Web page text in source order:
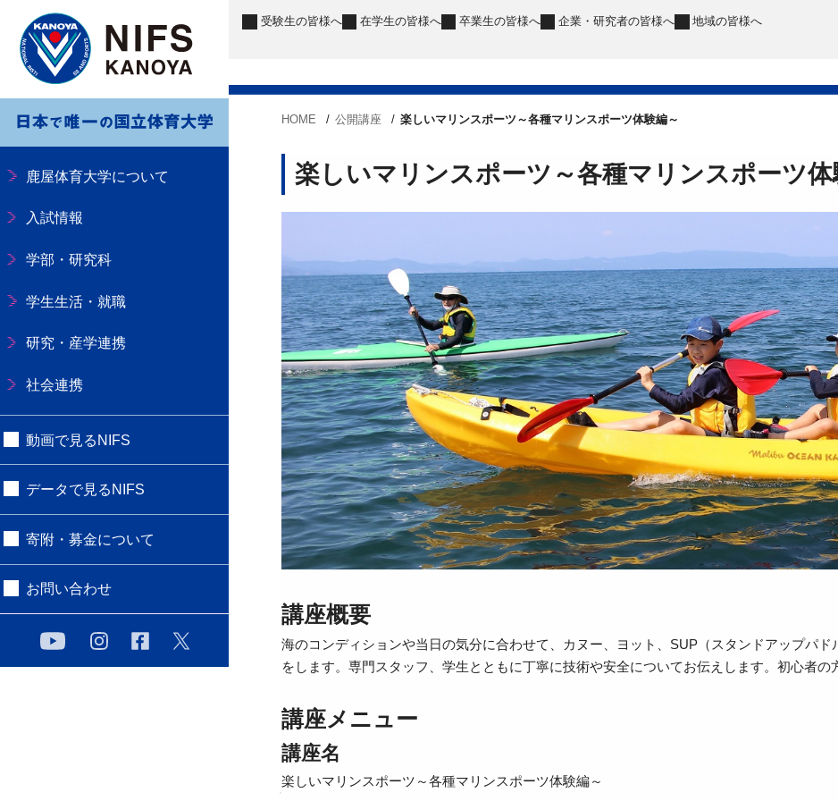
鹿屋体育大学について
入試情報
学部・研究科
学生生活・就職
研究・産学連携
社会連携
動画で見るNIFS
データで見るNIFS
寄附・募金について
お問い合わせ
受験生の皆様へ 在学生の皆様へ 卒業生の皆様へ 企業・研究者の皆様へ 地域の皆様へ
HOME 公開講座 楽しいマリンスポーツ～各種マリンスポーツ体験編～
楽しいマリンスポーツ～各種マリンスポーツ体
講座概要
海のコンディションや当日の気分に合わせて、カヌー、ヨット、SUP（スタンドアップパ
をします。専門スタッフ、学生とともに丁寧に技術や安全についてお伝えします。初心者の
講座メニュー
講座名
楽しいマリンスポーツ～各種マリンスポーツ体験編～